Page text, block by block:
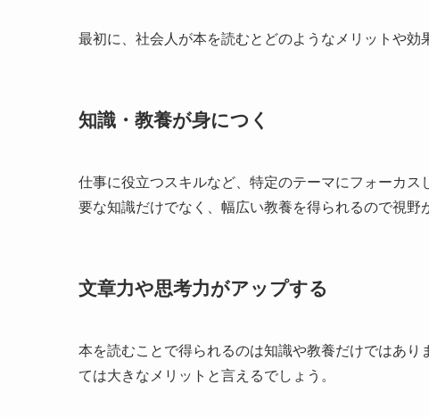
最初に、社会人が本を読むとどのようなメリットや効
知識・教養が身につく
仕事に役立つスキルなど、特定のテーマにフォーカ
要な知識だけでなく、幅広い教養を得られるので視野
文章力や思考力がアップする
本を読むことで得られるのは知識や教養だけではあ
ては大きなメリットと言えるでしょう。